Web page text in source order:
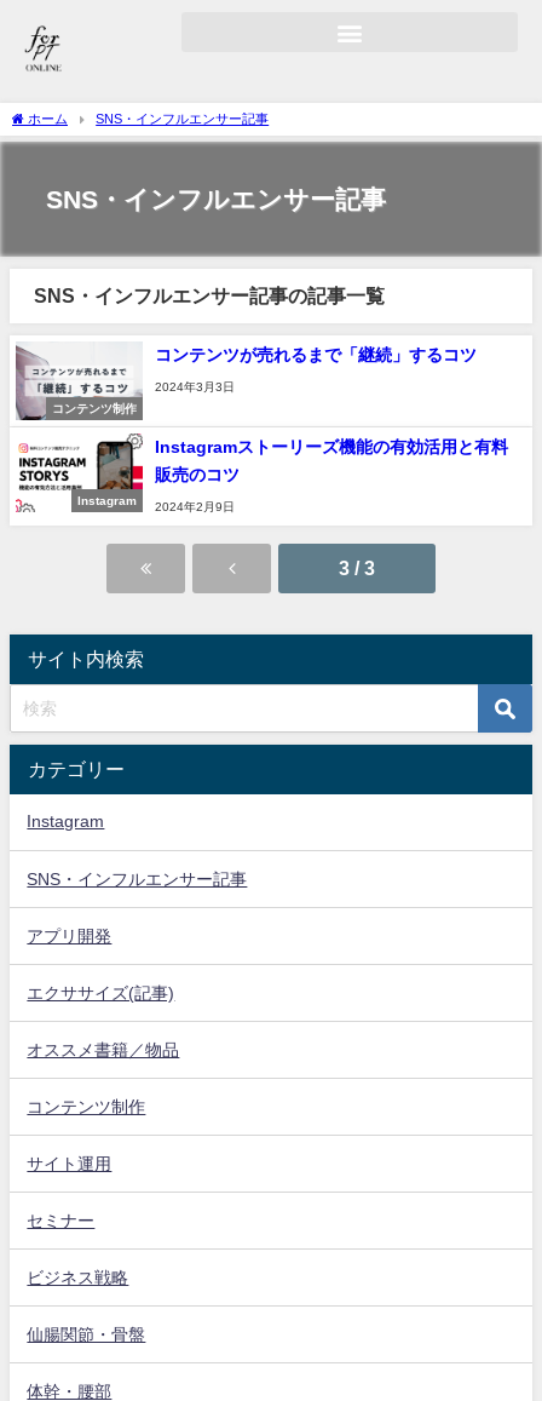
ホーム SNS・インフルエンサー記事
SNS・インフルエンサー記事
SNS・インフルエンサー記事の記事一覧
コンテンツ制作
コンテンツが売れるまで「継続」するコツ
2024年3月3日
Instagram
Instagramストーリーズ機能の有効活用と有料
販売のコツ
2024年2月9日
3 / 3
サイト内検索
カテゴリー
Instagram
SNS・インフルエンサー記事
アプリ開発
エクササイズ(記事)
オススメ書籍／物品
コンテンツ制作
サイト運用
セミナー
ビジネス戦略
仙腸関節・骨盤
体幹・腰部